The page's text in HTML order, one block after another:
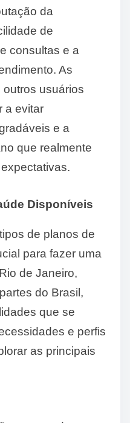
da
de
consultas e a
As
usuários
a evitar
e a
que realmente
Disponíveis
de planos de
para fazer uma
de Janeiro,
do Brasil,
que se
e perfis
as principais